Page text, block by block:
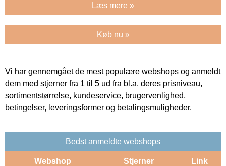
Læs mere »
Køb nu »
Vi har gennemgået de mest populære webshops og anmeldt
dem med stjerner fra 1 til 5 ud fra bl.a. deres prisniveau,
sortimentstørrelse, kundeservice, brugervenlighed,
betingelser, leveringsformer og betalingsmuligheder.
Bedst anmeldte webshops
Webshop Stjerner Link